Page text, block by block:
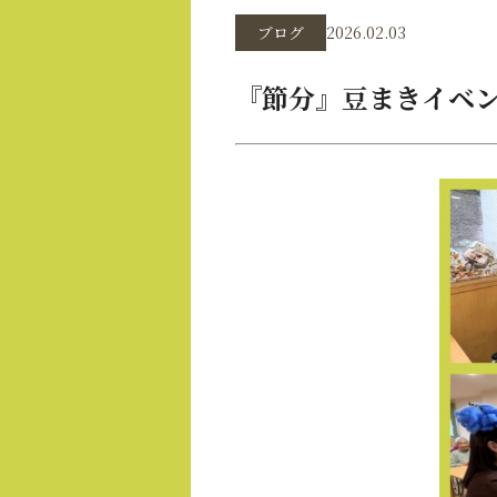
ブログ 2026.02.03
『節分』豆まきイベ